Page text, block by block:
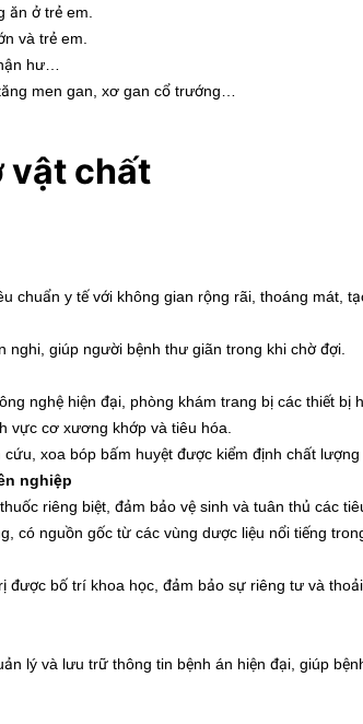
ăn ở trẻ em.
và trẻ em.
hư…
men gan, xơ gan cổ trướng…
vật chất
chuẩn y tế với không gian rộng rãi, thoáng mát,
nghi, giúp người bệnh thư giãn trong khi chờ đợi.
nghệ hiện đại, phòng khám trang bị các thiết bị
vực cơ xương khớp và tiêu hóa.
xoa bóp bấm huyệt được kiểm định chất
nghiệp
riêng biệt, đảm bảo vệ sinh và tuân thủ các
có nguồn gốc từ các vùng dược liệu nổi tiếng
được bố trí khoa học, đảm bảo sự riêng tư và
lý và lưu trữ thông tin bệnh án hiện đại, giúp